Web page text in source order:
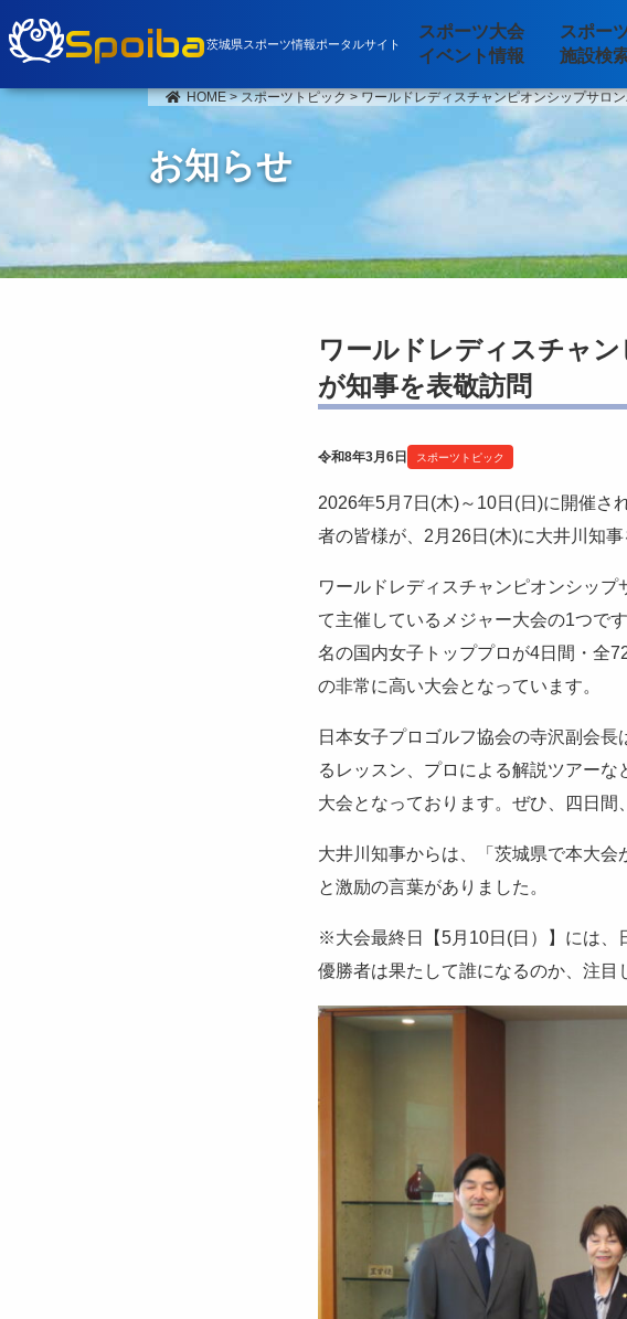
Spoiba茨城県スポーツ情報ポータルサイト
スポーツ大会
イベント情報
スポー
施設検
HOME>スポーツトピック>ワールドレディスチャンピオンシップサロ
お知らせ
ワールドレディスチャ
が知事を表敬訪問
令和8年3月6日 スポーツトピック
2026年5月7日(木)～10日(日)に開催さ
者の皆様が、2月26日(木)に大井川知事
ワールドレディスチャンピオンシッ
て主催しているメジャー大会の1つで
名の国内女子トッププロが4日間・全
の非常に高い大会となっています。
日本女子プロゴルフ協会の寺沢副会
るレッスン、プロによる解説ツアー
大会となっております。ぜひ、四日間
大井川知事からは、「茨城県で本大会
と激励の言葉がありました。
※大会最終日【5月10日(日）】には、
優勝者は果たして誰になるのか、注目